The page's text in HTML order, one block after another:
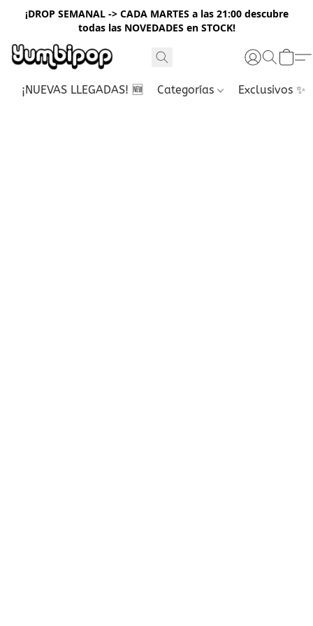
¡DROP SEMANAL -> CADA MARTES a las 21:00 descubre
todas las NOVEDADES en STOCK!
¡NUEVAS LLEGADAS! 🆕 Categorías Exclusivos ✨